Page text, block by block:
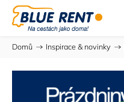
Domů / Inspirace & novinky /